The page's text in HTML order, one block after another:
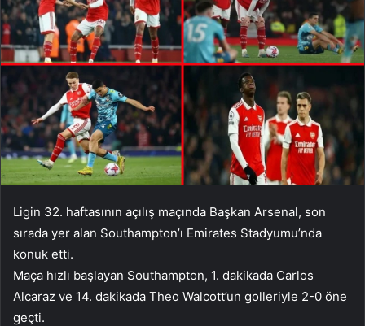
Ligin 32. haftasının açılış maçında Başkan Arsenal, son
sırada yer alan Southampton’ı Emirates Stadyumu’nda
konuk etti.
Maça hızlı başlayan Southampton, 1. dakikada Carlos
Alcaraz ve 14. dakikada Theo Walcott’un golleriyle 2-0 öne
geçti.